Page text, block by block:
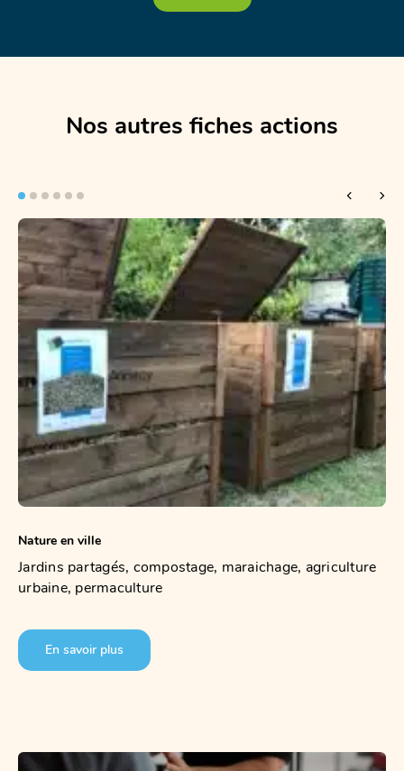
Nos autres fiches actions
Nature en ville
Jardins partagés, compostage, maraichage, agriculture
urbaine, permaculture
En savoir plus